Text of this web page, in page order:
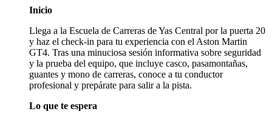
Inicio
Llega a la Escuela de Carreras de Yas Central por la puerta 20
y haz el check-in para tu experiencia con el Aston Martin
GT4. Tras una minuciosa sesión informativa sobre seguridad
y la prueba del equipo, que incluye casco, pasamontañas,
guantes y mono de carreras, conoce a tu conductor
profesional y prepárate para salir a la pista.
Lo que te espera